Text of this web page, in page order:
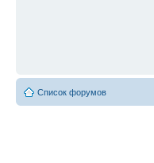
Список форумов